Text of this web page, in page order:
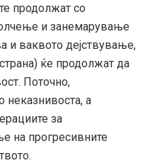
продолжат со
и занемарување
и ваквото дејствување,
ќе продолжат да
Поточно,
неказнивоста, а
за
на прогресивните